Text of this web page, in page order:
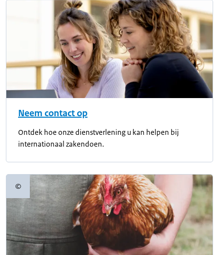
Neem contact op
Ontdek hoe onze dienstverlening u kan helpen bij
internationaal zakendoen.
©Copyrightinformatie